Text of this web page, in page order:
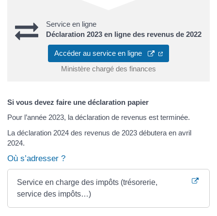
Service en ligne
Déclaration 2023 en ligne des revenus de 2022
Accéder au service en ligne
Ministère chargé des finances
Si vous devez faire une déclaration papier
Pour l’année 2023, la déclaration de revenus est terminée.
La déclaration 2024 des revenus de 2023 débutera en avril
2024.
Où s’adresser ?
Service en charge des impôts (trésorerie,
service des impôts…)